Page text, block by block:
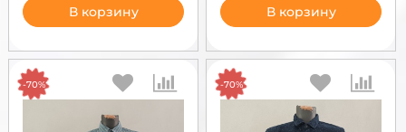
В корзину В корзину
-70% -70%